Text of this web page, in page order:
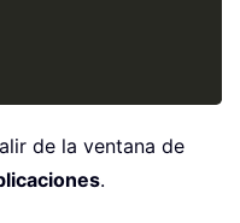
de la ventana de
.